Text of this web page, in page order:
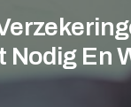
Nodig En